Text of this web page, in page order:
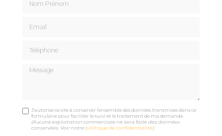
Message
J'autorise ce site à conserver l'ensemble des données transmises dans ce
formulaire pour faciliter le suivi et le traitement de ma demande.
(Aucune exploitation commerciale ne sera faite des données
conservées. Voir notrepolitique de confidentialité)